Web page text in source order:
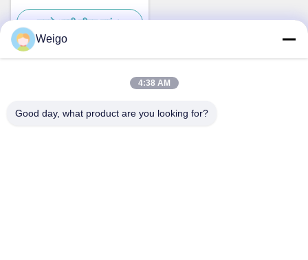
0015452704 0015451804
सबसे अच्छी कीमत पाएं
Weigo
4:38 AM
Good day, what product are you looking for?